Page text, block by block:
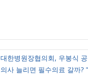
대한병원장협의회, 우봉식
의사 늘리면 필수의료 갈까?